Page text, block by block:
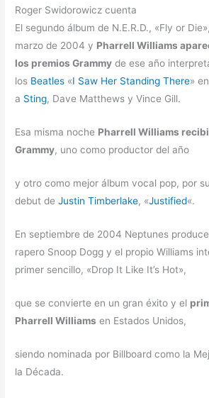
Roger Swidorowicz cuenta
El segundo álbum de N.E.R.D., «Fly or
marzo de 2004 y Pharrell Williams
los premios Grammy de ese año
los Beatles «I Saw Her Standing There»
a Sting, Dave Matthews y Vince Gill.
Esa misma noche Pharrell Williams
Grammy, uno como productor del año
y otro como mejor álbum vocal pop, por
debut deJustin Timberlake, «Justified«.
En septiembre de 2004 Neptunes
rapero Snoop Dogg y el propio Williams
primer sencillo, «Drop It Like It’s Hot»,
que se convierte en un gran éxito y el
Pharrell Williams en Estados Unidos,
siendo nominada por Billboard como la
la Década.